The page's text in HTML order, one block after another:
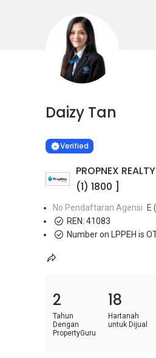
Daizy Tan
VERIFIED
Verified
PROPNEX
(1) 1800 ]
No Pendaftaran Agensi
E
REN: 41083
Number on LPPEH is
2
Tahun
Dengan
PropertyGuru
18
Hartanah
untuk Dijual
Learn more